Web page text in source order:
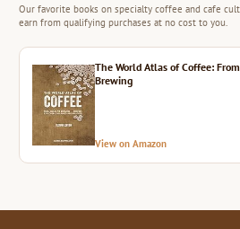
Our favorite books on specialty coffee and cafe
earn from qualifying purchases at no cost to you.
The World Atlas of Coffee:
Brewing
View on Amazon